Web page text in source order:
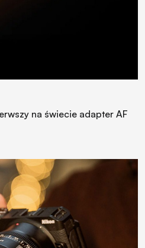
na świecie adapter AF